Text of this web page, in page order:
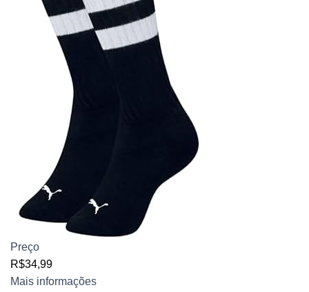
Preço
R$34,99
Mais informações